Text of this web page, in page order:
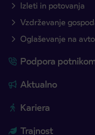
Izleti in potovanja
Vzdrževanje
Oglaševanje na
Podpora
Aktualno
Kariera
Trajnost